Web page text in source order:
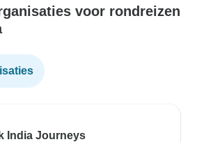
voor rondreizen
India Journeys